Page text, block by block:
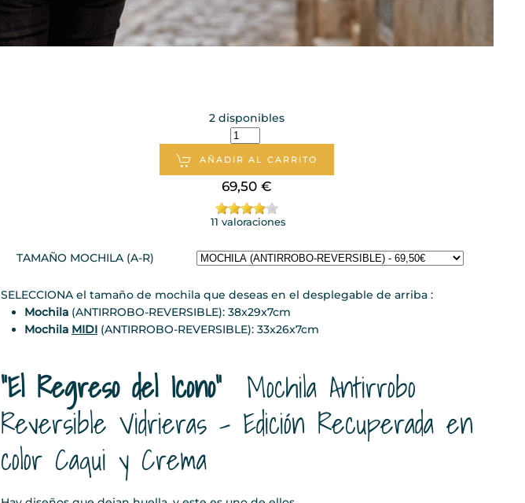
2 disponibles
AÑADIR AL CARRITO
69,50 €
11 valoraciones
TAMAÑO MOCHILA (A-R)
SELECCIONA el tamaño de mochila que deseas en el desplegable de arriba :
Mochila(ANTIRROBO-REVERSIBLE): 38x29x7cm
Mochila MIDI(ANTIRROBO-REVERSIBLE): 33x26x7cm
"El Regreso del Icono" Mochila Antirrobo
Reversible Vidrieras - Edición Recuperada en
color Caqui y Crema